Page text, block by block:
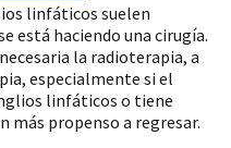
linfáticos suelen
está haciendo una cirugía.
la radioterapia, a
especialmente si el
linfáticos o tiene
más propenso a regresar.